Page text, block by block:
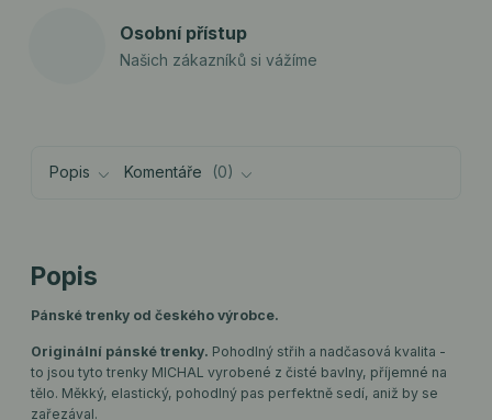
Osobní přístup
Našich zákazníků si vážíme
Popis Komentáře 0
Popis
Pánské trenky od českého výrobce.
Originální pánské trenky. Pohodlný střih a nadčasová kvalita -
to jsou tyto trenky MICHAL vyrobené z čisté bavlny, příjemné na
tělo. Měkký, elastický, pohodlný pas perfektně sedí, aniž by se
zařezával.